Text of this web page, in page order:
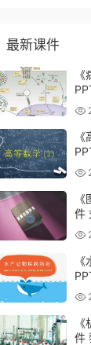
最新课件
职
件
农
件